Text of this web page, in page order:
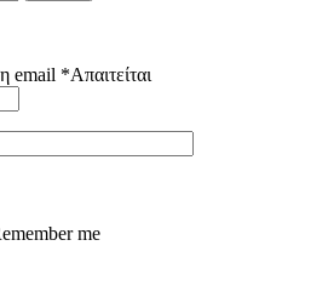
email *Απαιτείται
me